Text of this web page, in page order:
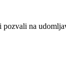
pozvali na